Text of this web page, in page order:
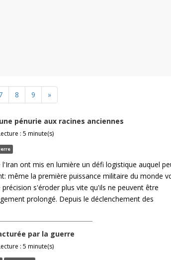
8 9 »
pénurie aux racines anciennes
: 5 minute(s)
ont mis en lumière un défi logistique auquel
même la première puissance militaire du monde
s'éroder plus vite qu'ils ne peuvent être
prolongé. Depuis le déclenchement des
par la guerre
: 5 minute(s)